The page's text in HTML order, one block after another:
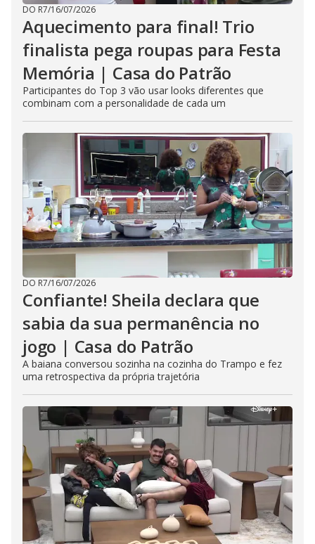
DO R7/16/07/2026
Aquecimento para final! Trio
finalista pega roupas para Festa
Memória | Casa do Patrão
Participantes do Top 3 vão usar looks diferentes que
combinam com a personalidade de cada um
DO R7/16/07/2026
Confiante! Sheila declara que
sabia da sua permanência no
jogo | Casa do Patrão
A baiana conversou sozinha na cozinha do Trampo e fez
uma retrospectiva da própria trajetória